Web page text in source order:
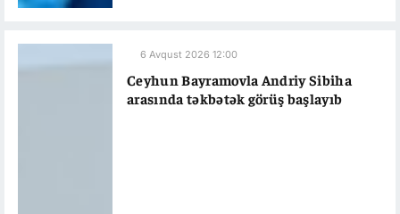
6 Avqust 2026 12:00
Ceyhun Bayramovla Andriy Sibiha
arasında təkbətək görüş başlayıb